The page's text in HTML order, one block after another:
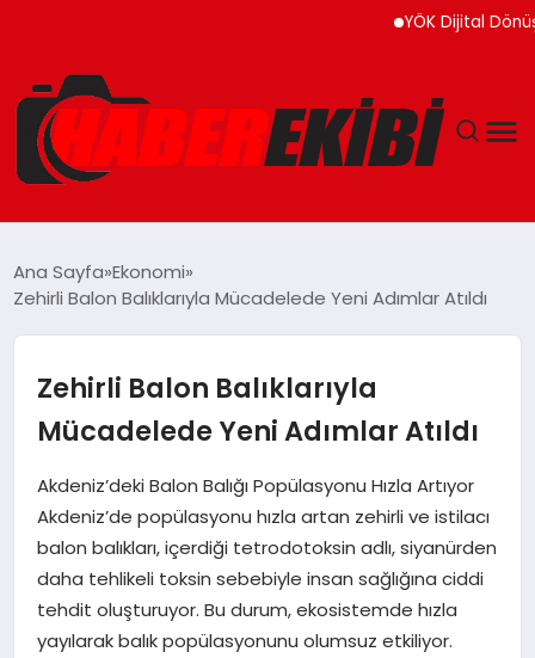
YÖK Dijital Dönüşüm
EĞITIM
EKONOMI
Ana Sayfa Ekonomi
Zehirli Balon Balıklarıyla Mücadelede Yeni Adımlar Atıldı
Zehirli Balon Balıklarıyla
Mücadelede Yeni Adımlar Atıldı
Akdeniz’deki Balon Balığı Popülasyonu Hızla Artıyor
Akdeniz’de popülasyonu hızla artan zehirli ve istilacı
balon balıkları, içerdiği tetrodotoksin adlı, siyanürden
daha tehlikeli toksin sebebiyle insan sağlığına ciddi
tehdit oluşturuyor. Bu durum, ekosistemde hızla
yayılarak balık popülasyonunu olumsuz etkiliyor.